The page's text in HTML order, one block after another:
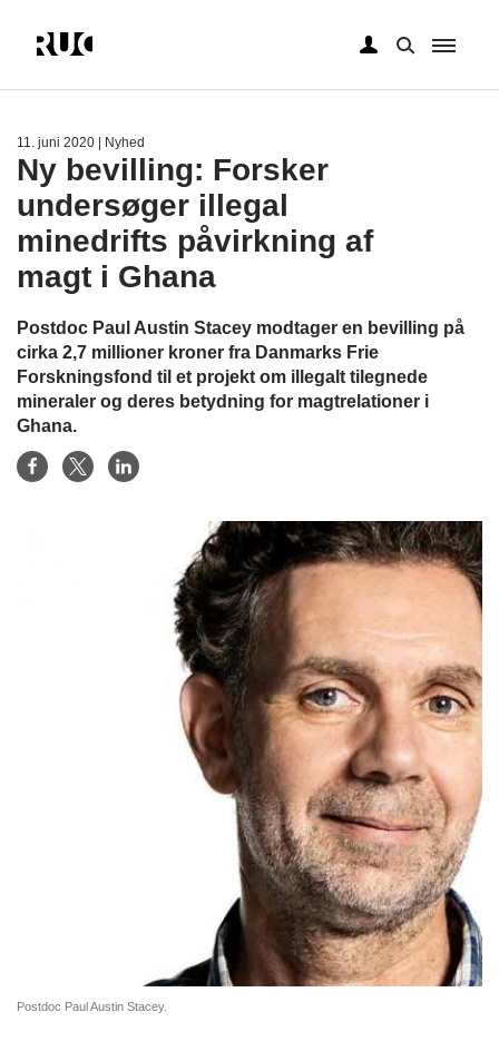
11. juni 2020 | Nyhed
Ny bevilling: Forsker
undersøger illegal
minedrifts påvirkning af
magt i Ghana
Postdoc Paul Austin Stacey modtager en bevilling på
cirka 2,7 millioner kroner fra Danmarks Frie
Forskningsfond til et projekt om illegalt tilegnede
mineraler og deres betydning for magtrelationer i
Ghana.
Postdoc Paul Austin Stacey.